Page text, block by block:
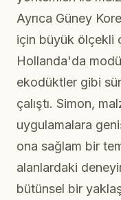
Ayrıca Güney
için büyük ölçekli
Hollanda'da
ekodüktler gibi
çalıştı. Simon,
uygulamalara
ona sağlam bir
alanlardaki
bütünsel bir